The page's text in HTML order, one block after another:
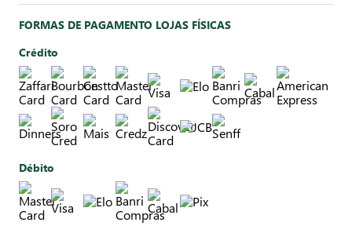
FORMAS DE PAGAMENTO LOJAS FÍSICAS
Crédito
Débito